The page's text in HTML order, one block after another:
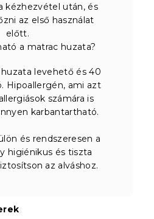
kézhezvétel után, és
az első használat
előtt.
a matrac huzata?
levehető és 40
Hipoallergén, ami azt
számára is
karbantartható.
és rendszeresen a
higiénikus és tiszta
az alváshoz.